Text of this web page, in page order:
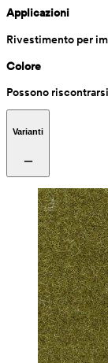
Applicazioni
Rivestimento per
Colore
Possono
Varianti